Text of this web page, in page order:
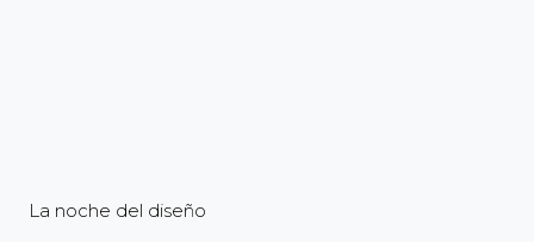
La noche del diseño